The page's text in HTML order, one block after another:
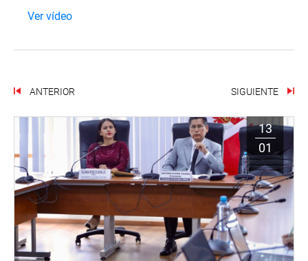
Ver vídeo
ANTERIOR SIGUIENTE
13
01